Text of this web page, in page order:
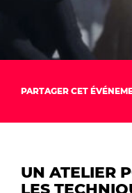
PARTAGER CET
UN ATELIER
LES